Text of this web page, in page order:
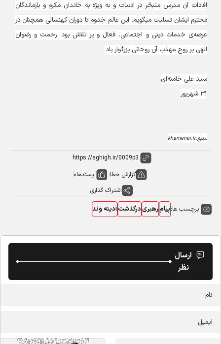
افادات آن مدرس متبحّر در ادبیات و به ویژه به خاندان مکرم و بازماندگان
محترم ایشان تسلیت میگویم. این عالم خدوم تا دوران کهنسالی همچنان در
عرصه‌ی خدمات دینی و اجتماعی، فعال و پر تلاش بود. رحمت و رضوان
الهی بر روح مهذب آن روحانی بزرگوار باد.
سید علی خامنه‌ای
۳۱ شهریور
منبع:khamenei.ir
گزارش خطا پسندها0
اشتراک گذاری
برچسب ها:پیامرهبریدرگذشتآدینه وند
ارسال
نظر